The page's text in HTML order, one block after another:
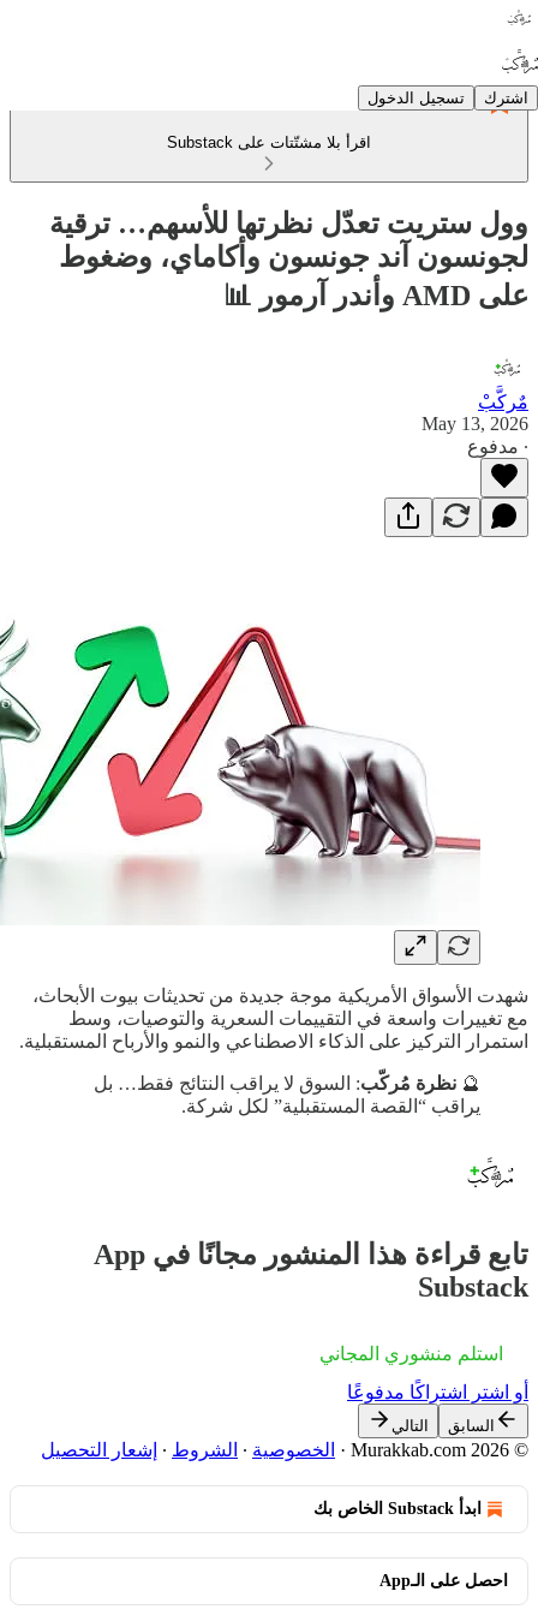
اشترك تسجيل الدخول
اقرأ بلا مشتّتات على Substack
وول ستريت تعدّل نظرتها للأسهم… ترقية
لجونسون آند جونسون وأكاماي، وضغوط
على AMD وأندر آرمور 📊
مٌركَّبْ
May 13, 2026
∙ مدفوع
شهدت الأسواق الأمريكية موجة جديدة من تحديثات بيوت الأبحاث،
مع تغييرات واسعة في التقييمات السعرية والتوصيات، وسط
استمرار التركيز على الذكاء الاصطناعي والنمو والأرباح المستقبلية.
🔮 نظرة مُركّب: السوق لا يراقب النتائج فقط… بل
يراقب “القصة المستقبلية” لكل شركة.
تابع قراءة هذا المنشور مجانًا في App
Substack
استلم منشوري المجاني
أو اشترِ اشتراكًا مدفوعًا
السابق التالي
© 2026 Murakkab.com
· الخصوصية ∙ الشروط ∙ إشعار التحصيل
ابدأ Substack الخاص بك
احصل على الـApp